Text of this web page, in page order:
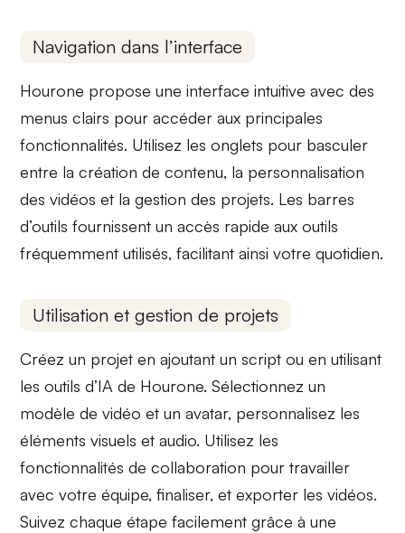
Navigation dans l’interface
Hourone propose une interfaceintuitive avec des
menus clairs pour accéder aux principales
fonctionnalités. Utilisez les onglets pour basculer
entre la création de contenu, la personnalisation
des vidéos et la gestion des projets. Les barres
d’outils fournissent un accès rapide aux outils
fréquemment utilisés, facilitant ainsi votre quotidien.
Utilisation et gestion de projets
Créez un projet en ajoutant un script ou en utilisant
lesoutils d’IA de Hourone. Sélectionnez un
modèle de vidéo et un avatar, personnalisez les
éléments visuels et audio. Utilisez les
fonctionnalités decollaboration pour travailler
avec votre équipe, finaliser, et exporter les vidéos.
Suivez chaque étape facilement grâce à une